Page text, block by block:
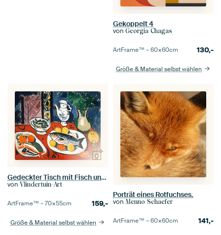
Gekoppelt 4
von Georgia Chagas
ArtFrame™ –60×60cm 130,-
Größe & Material selbst wählen
Gedeckter Tisch mit Fisch und Zitronen
von Vlindertuin-Art
ArtFrame™ –70×55cm 159,-
Größe & Material selbst wählen
Porträt eines Rotfuchses.
von Menno Schaefer
ArtFrame™ –60×60cm 141,-